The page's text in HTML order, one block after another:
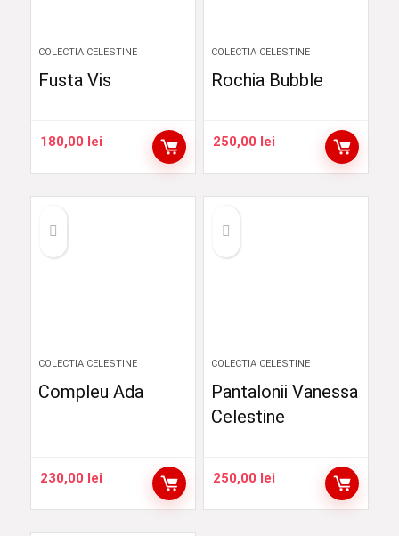
COLECTIA CELESTINE
Fusta Vis
180,00 lei
COLECTIA CELESTINE
Rochia Bubble
250,00 lei
COLECTIA CELESTINE
Compleu Ada
230,00 lei
COLECTIA CELESTINE
Pantalonii Vanessa
Celestine
250,00 lei